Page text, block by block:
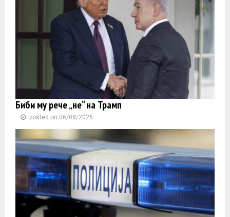
Биби му рече „не“ на Трамп
posted on 06/08/2026